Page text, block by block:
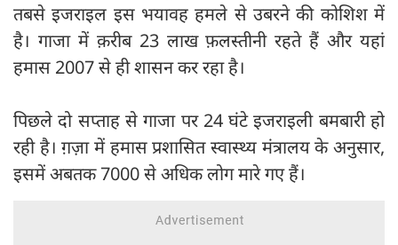
तबसे इजराइल इस भयावह हमले से उबरने की कोशिश में
है। गाजा में क़रीब 23 लाख फ़लस्तीनी रहते हैं और यहां
हमास 2007 से ही शासन कर रहा है।
पिछले दो सप्ताह से गाजा पर 24 घंटे इजराइली बमबारी हो
रही है। ग़ज़ा में हमास प्रशासित स्वास्थ्य मंत्रालय के अनुसार,
इसमें अबतक 7000 से अधिक लोग मारे गए हैं।